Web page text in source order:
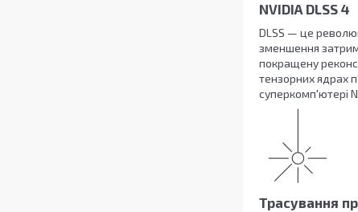
NVIDIA DLSS 4
DLSS — це
зменшення
покращену
тензорних ядрах
суперкомп'ютері
Трасування